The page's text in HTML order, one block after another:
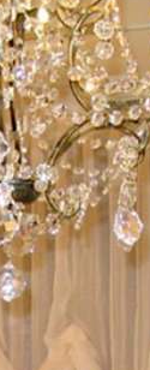
ルダーを